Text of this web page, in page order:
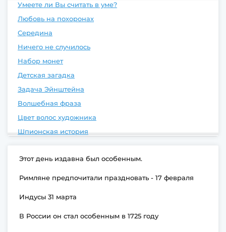
Умеете ли Вы считать в уме?
Любовь на похоронах
Середина
Ничего не случилось
Набор монет
Детская загадка
Задача Эйнштейна
Волшебная фраза
Цвет волос художника
Шпионская история
Этот день издавна был особенным.
Римляне предпочитали праздновать - 17 февраля
Индусы 31 марта
В России он стал особенным в 1725 году